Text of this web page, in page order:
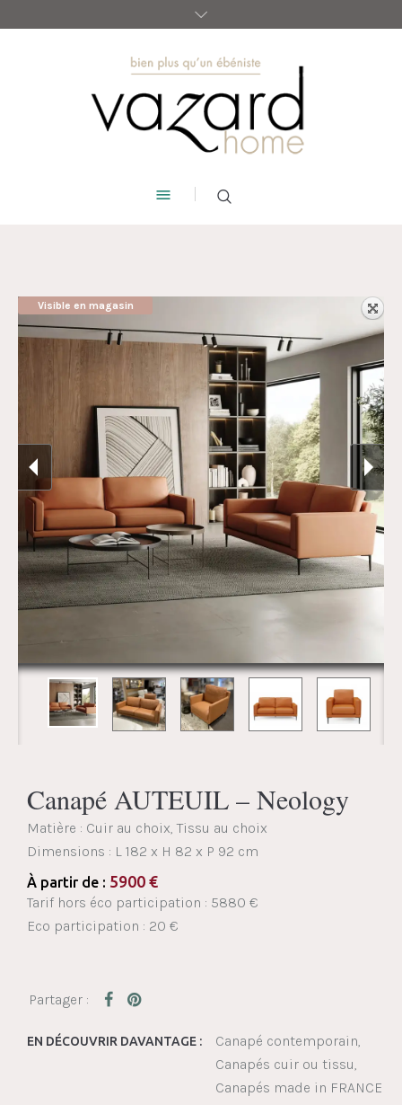
Visible en magasin
Canapé AUTEUIL – Neology
Matière : Cuir au choix, Tissu au choix
Dimensions : L 182 x H 82 x P 92 cm
À partir de : 5900 €
Tarif hors éco participation : 5880 €
Eco participation : 20 €
EN DÉCOUVRIR DAVANTAGE :
Canapé contemporain
Canapés cuir ou tissu
Canapés made in FRANCE